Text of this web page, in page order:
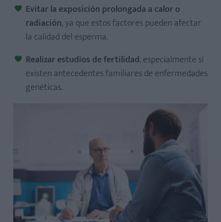
Evitar la exposición prolongada a calor o
radiación, ya que estos factores pueden afectar
la calidad del esperma.
Realizar estudios de fertilidad, especialmente si
existen antecedentes familiares de enfermedades
genéticas.